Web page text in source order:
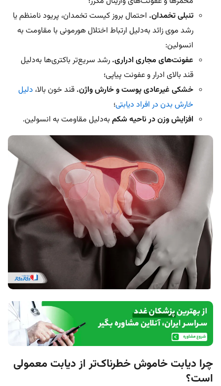
تنبلی تخمدان. احتمال بروز کیست تخمدان، پریود نامنظم یا
رشد موی زائد به‌دلیل ارتباط اختلال هورمونی با مقاومت به
انسولین:
عفونت‌های مجاری ادراری. رشد سریع‌تر باکتری‌ها به‌دلیل
قند بالای ادرار و عفونت پیاپی؛
خشکی غیرعادی پوست و خارش واژن. قند خون بالا، دلیل
خارش بدن در افراد دیابتی؛
افزایش وزن در ناحیه شکم به‌دلیل مقاومت به انسولین.
چرا دیابت خاموش خطرناک‌تر از دیابت معمولی
است؟